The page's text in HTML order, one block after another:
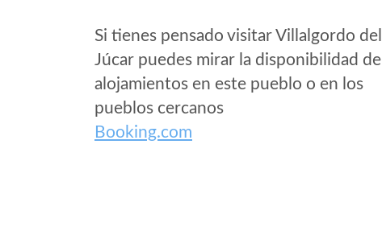
Si tienes pensado visitar Villalgordo del
Júcar puedes mirar la disponibilidad de
alojamientos en este pueblo o en los
pueblos cercanos
Booking.com